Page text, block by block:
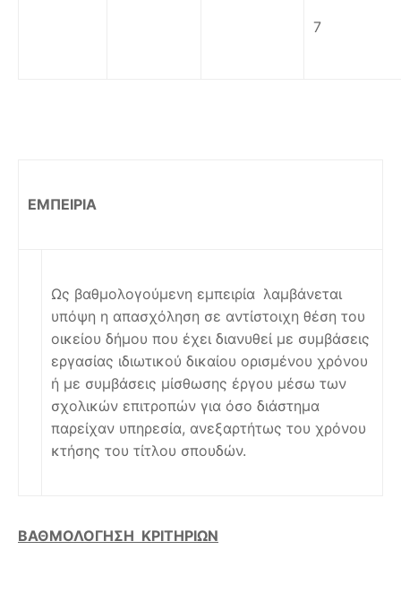
7
ΕΜΠΕΙΡΙΑ
Ως βαθμολογούμενη εμπειρία λαμβάνεται
υπόψη η απασχόληση σε αντίστοιχη θέση του
οικείου δήμου που έχει διανυθεί με συμβάσεις
εργασίας ιδιωτικού δικαίου ορισμένου χρόνου
ή με συμβάσεις μίσθωσης έργου μέσω των
σχολικών επιτροπών για όσο διάστημα
παρείχαν υπηρεσία, ανεξαρτήτως του χρόνου
κτήσης του τίτλου σπουδών.
ΒΑΘΜΟΛΟΓΗΣΗ ΚΡΙΤΗΡΙΩΝ